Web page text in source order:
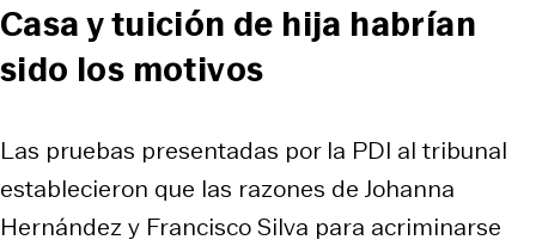
Casa y tuición de hija habrían
sido los motivos
Las pruebas presentadas por la PDI al tribunal
establecieron que las razones de Johanna
Hernández y Francisco Silva para acriminarse